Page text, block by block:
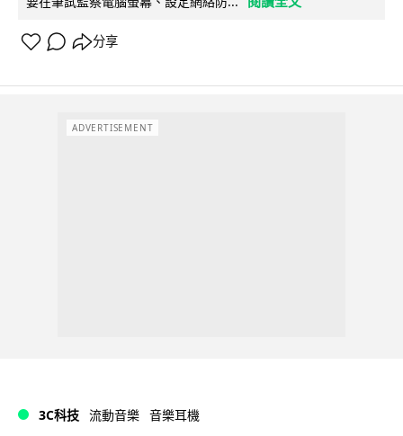
分享
ADVERTISEMENT
3C科技 流動音樂 音樂耳機